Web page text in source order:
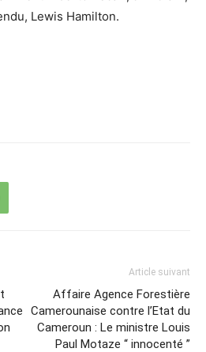
Lewis Hamilton.
Article suivant
Affaire Agence Forestière
Camerounaise contre l’Etat du
Cameroun : Le ministre Louis
Paul Motaze “ innocenté ”